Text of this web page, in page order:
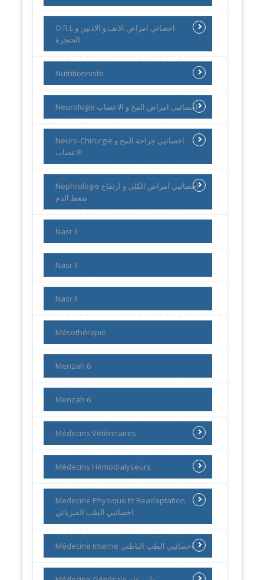
O.R.L اخصائي امراض الانف و الاذنين و
الحنجرة
Nutritionniste
Neurologie اخصائيي امراض المخ و الاعصاب
Neuro-Chirurgie اخصائيي جراحة المخ و
الاعصاب
Nephrologie اخصائيي امراض الكلى و ارتفاع
ضغط الدم
Nasr II
Nasr II
Nasr II
Mésothérapie
Menzah 6
Menzah 6
Médecins Vétérinaires
Médecins Hémodialyseurs
Medecine Physique Et Readaptation
اخصائيي الطب الفيزيائي
Médecine Interne اخصائيي الطب الباطني